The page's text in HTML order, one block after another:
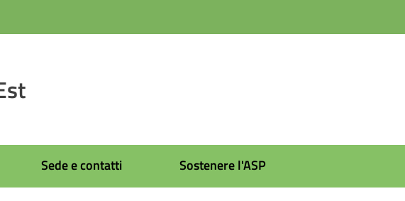
Sede e contatti Sostenere l'ASP